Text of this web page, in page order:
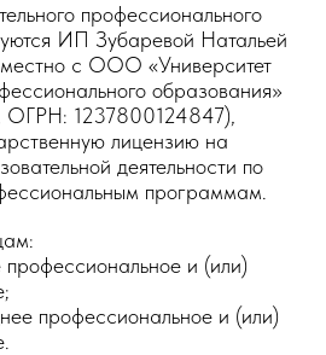
профессионального
ИП Зубаревой Натальей
с ООО «Университет
образования»
1237800124847),
лицензию на
деятельности по
программам.
и (или)
профессиональное и (или)